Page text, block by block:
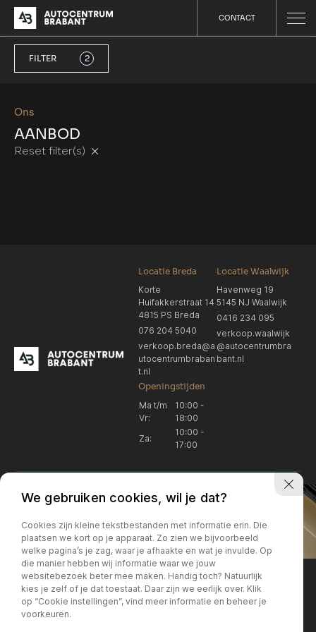
CONTACT
Ons
AANBOD
Reset filter(s)
FILTER 2
Locatie Breda
Korte
Huifakkerstraat 14
4815 PS Breda
076 204 5040
verkoop.breda@a
utocentrumbraban
t.nl
Locatie Waalwijk
Havenweg 19
5145 NJ Waalwijk
0416 234 095
verkoop.waalwijk
@autocentrumbra
bant.nl
Openingstijden
Ma t/m
Vr:
10:00 -
18:00
Za:
10:00 -
17:00
Locatie Breda
076 204 5040
Locatie Breda
verkoop.breda@autocentrum
brabant.nl
Locatie Breda
Korte Huifakkerstraat 14
4815 PS Breda
Locatie Breda
+31 076 204 5040
We gebruiken cookies, wil je dat?
Cookies zijn kleine tekstbestanden met informatie erin. Die
plaatsen we kort op je apparaat. Zo zien we bijvoorbeeld
welke pagina’s je zag, waar je afhaakte en wat je invulde. Op
die manier hebben wij informatie waar we jouw
websitebezoek beter mee maken. Handig toch? Natuurlijk
kies je zelf of je dat toestaat. Daar zijn we eerlijk over. Klik
op “Cookie instellingen”, vind meer informatie en beheer je
voorkeuren.